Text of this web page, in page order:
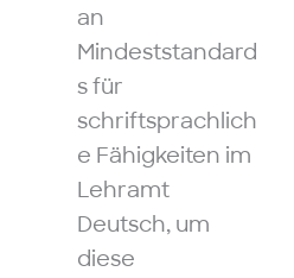
an
Mindeststandard
s für
schriftsprachlich
e Fähigkeiten im
Lehramt
Deutsch, um
diese